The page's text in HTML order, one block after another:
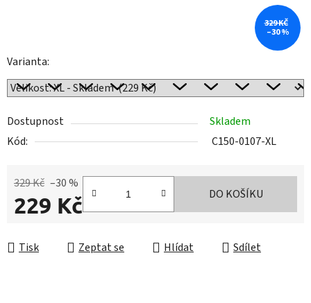
Varianta:
Dostupnost
Skladem
Kód:
C150-0107-XL
329 Kč –30 %
229 Kč DO KOŠÍKU
Tisk Zeptat se Hlídat Sdílet
329 KČ
–30 %